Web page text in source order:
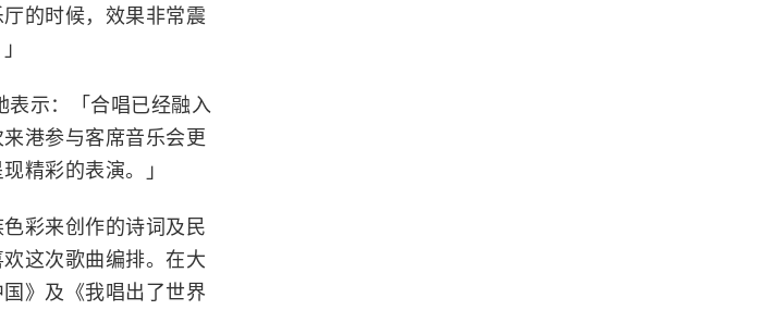
的时候，效果非常震
示：「合唱已经融入
港参与客席音乐会更
精彩的表演。」
彩来创作的诗词及民
这次歌曲编排。在大
》及《我唱出了世界